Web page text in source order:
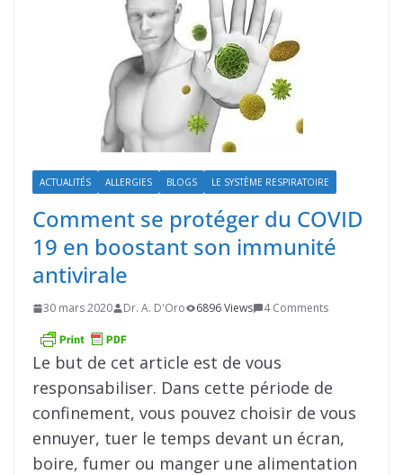
ACTUALITÉS ALLERGIES BLOGS LE SYSTÈME RESPIRATOIRE
Comment se protéger du COVID
19 en boostant son immunité
antivirale
30 mars 2020 Dr. A. D'Oro 6896 Views 4 Comments
Le but de cet article est de vous
responsabiliser. Dans cette période de
confinement, vous pouvez choisir de vous
ennuyer, tuer le temps devant un écran,
boire, fumer ou manger une alimentation